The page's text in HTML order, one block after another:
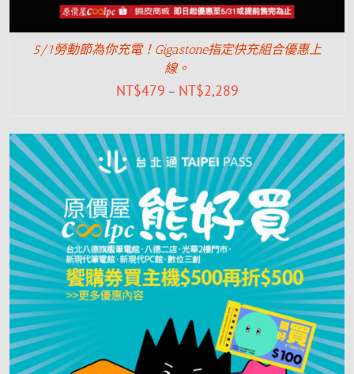
5/1勞動節為你充電！Gigastone指定快充組合優惠上
線。
NT$479 – NT$2,289